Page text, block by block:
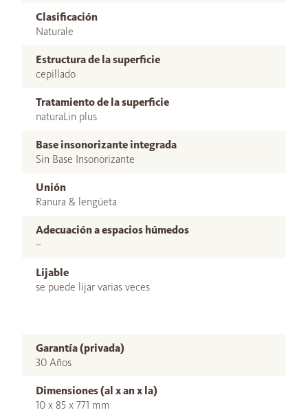
Clasificación
Naturale
Estructura de la superficie
cepillado
Tratamiento de la superficie
naturaLin plus
Base insonorizante integrada
Sin Base Insonorizante
Unión
Ranura & lengüeta
Adecuación a espacios húmedos
–
Lijable
se puede lijar varias veces
Garantía (privada)
30 Años
Dimensiones (al x an x la)
10 x 85 x 771 mm